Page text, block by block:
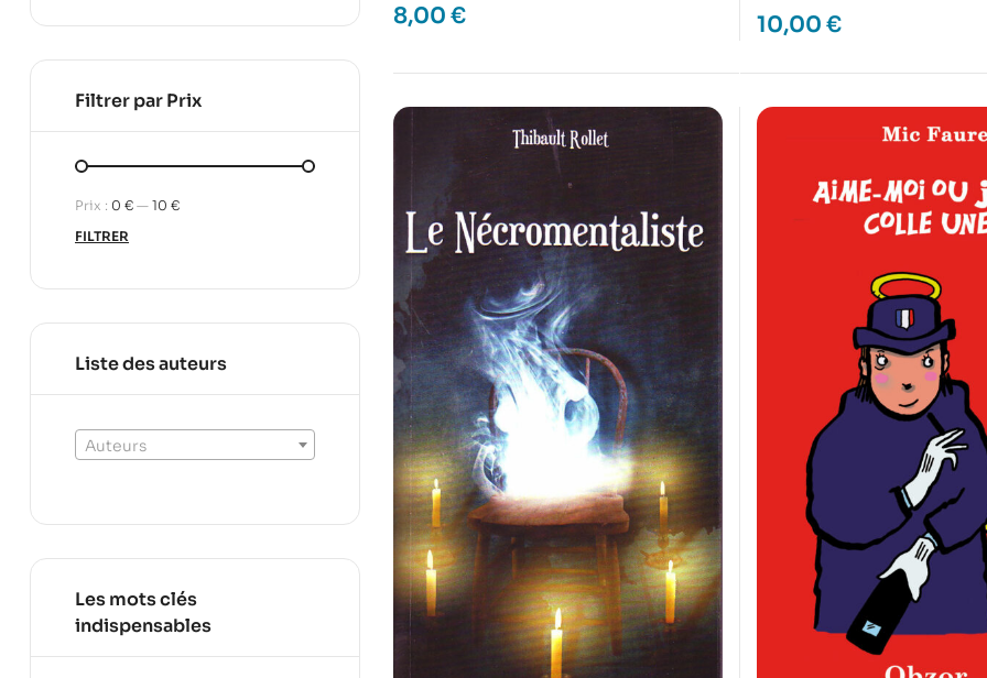
8,00 € 10,00 €
Filtrer par Prix
FILTRER
Prix : 0 € — 10 €
Liste des auteurs
Auteurs
Les mots clés
indispensables